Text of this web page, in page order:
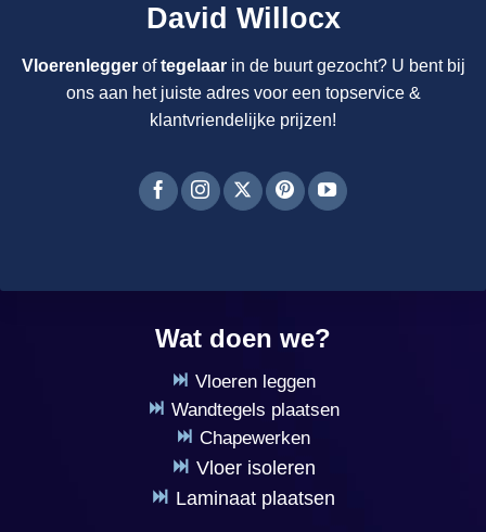
David Willocx
Vloerenleggeroftegelaarin de buurt gezocht? U bent bij
ons aan het juiste adres voor een topservice &
klantvriendelijke prijzen!
Wat doen we?
Vloeren leggen
Wandtegels plaatsen
Chapewerken
Vloer isoleren
Laminaat plaatsen